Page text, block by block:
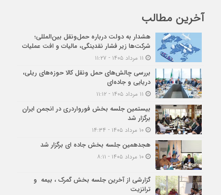
آخرین مطالب
هشدار به دولت درباره حمل‌ونقل بین‌المللی؛
شرکت‌ها زیر فشار نقدینگی، مالیات و افت عملیات
بررسی چالش‌های حمل ونقل کالا حوزه‌های ریلی،
دریایی و جاده‌ای
بیستمین جلسه بخش فورواردری در انجمن ایران
برگزار شد
۱۰ مرداد ۱۴۰۵ - ۱۴:۳۴
هجدهمین جلسه بخش جاده ای برگزار شد
۱۰ مرداد ۱۴۰۵ - ۸:۱۱
گزارشی از آخرین جلسه بخش گمرک ، بیمه و
ترانزیت